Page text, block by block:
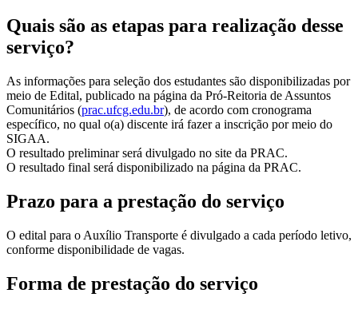
Quais são as etapas para realização desse
serviço?
As informações para seleção dos estudantes são disponibilizadas por
meio de Edital, publicado na página da Pró-Reitoria de Assuntos
Comunitários (prac.ufcg.edu.br), de acordo com cronograma
específico, no qual o(a) discente irá fazer a inscrição por meio do
SIGAA.
O resultado preliminar será divulgado no site da PRAC.
O resultado final será disponibilizado na página da PRAC.
Prazo para a prestação do serviço
O edital para o Auxílio Transporte é divulgado a cada período letivo,
conforme disponibilidade de vagas.
Forma de prestação do serviço